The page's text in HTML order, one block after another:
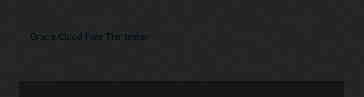
Oracle Cloud Free Tier testen